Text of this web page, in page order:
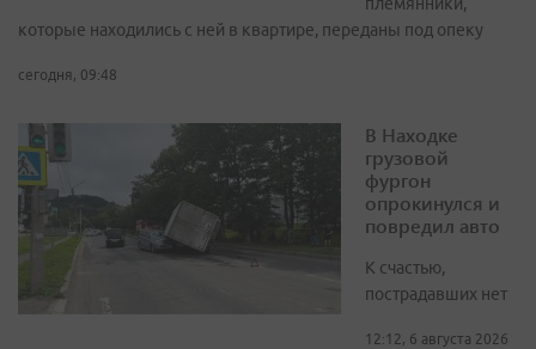
которые находились с ней в квартире, переданы под опеку
сегодня, 09:48
В Находке
грузовой
фургон
опрокинулся и
повредил авто
К счастью,
пострадавших нет
12:12, 6 августа 2026